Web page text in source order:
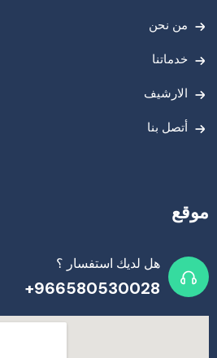
من نحن
خدماتنا
الارشيف
أتصل بنا
موقع
هل لديك استفسار ؟
966580530028+